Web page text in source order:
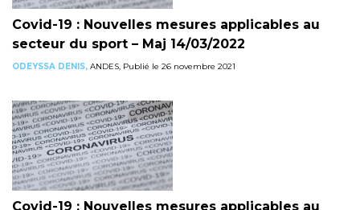
Covid-19 : Nouvelles mesures applicables au
secteur du sport – Maj 14/03/2022
ODEYSSA DENIS, ANDES, Publié le 26 novembre 2021
Covid-19 : Nouvelles mesures applicables au